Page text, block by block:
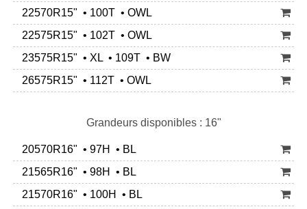
22570R15" • 100T • OWL
22575R15" • 102T • OWL
23575R15" • XL • 109T • BW
26575R15" • 112T • OWL
Grandeurs disponibles : 16"
20570R16" • 97H • BL
21565R16" • 98H • BL
21570R16" • 100H • BL